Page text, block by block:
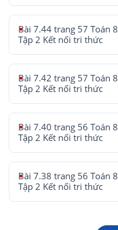
Bài 7.44 trang 57 Toán 8
Tập 2 Kết nối tri thức
Bài 7.42 trang 57 Toán 8
Tập 2 Kết nối tri thức
Bài 7.40 trang 56 Toán 8
Tập 2 Kết nối tri thức
Bài 7.38 trang 56 Toán 8
Tập 2 Kết nối tri thức